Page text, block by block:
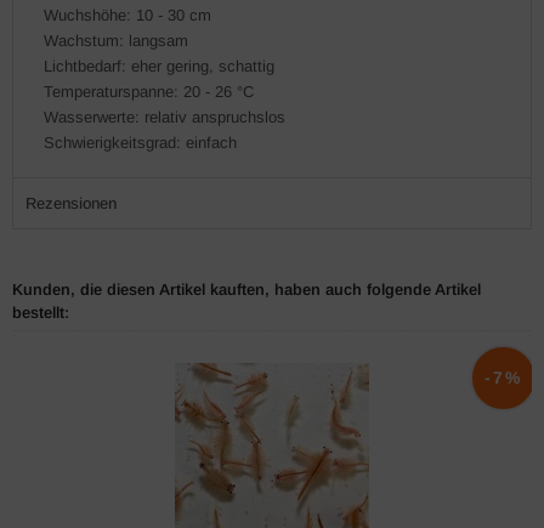
Wuchshöhe: 10 - 30 cm
Wachstum: langsam
Lichtbedarf: eher gering, schattig
Temperaturspanne: 20 - 26 °C
Wasserwerte: relativ anspruchslos
Schwierigkeitsgrad: einfach
Rezensionen
Kunden, die diesen Artikel kauften, haben auch folgende Artikel
bestellt:
-7%